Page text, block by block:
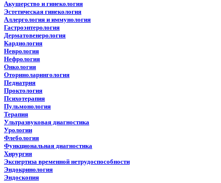
Акушерство и гинекология
Эстетическая гинекология
Аллергология и иммунология
Гастроэнтерология
Дерматовенерология
Кардиология
Неврология
Нефрология
Онкология
Оториноларингология
Педиатрия
Проктология
Психотерапия
Пульмонология
Терапия
Ультразвуковая диагностика
Урологии
Флебология
Функциональная диагностика
Хирургия
Экспертиза временной нетрудоспособности
Эндокринология
Эндоскопия